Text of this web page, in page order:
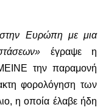
Ευρώπη με μια
έγραψε η
την παραμονή
φορολόγηση των
η οποία έλαβε ήδη